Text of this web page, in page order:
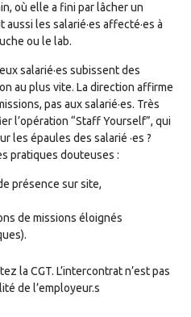
où elle a fini par lâcher un
les salarié·es affecté·es à
ou le lab.
salarié·es subissent des
au plus vite. La direction affirme
pas aux salarié·es. Très
l’opération “Staff Yourself”, qui
les épaules des salarié ·es ?
pratiques douteuses :
présence sur site,
de missions éloignés
la CGT. L’intercontrat n’est pas
de l’employeur.s